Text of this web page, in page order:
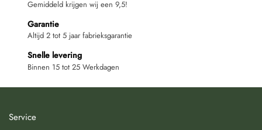
Gemiddeld krijgen wij een 9,5!
Garantie
Altijd 2 tot 5 jaar fabrieksgarantie
Snelle levering
Binnen 15 tot 25 Werkdagen
Service